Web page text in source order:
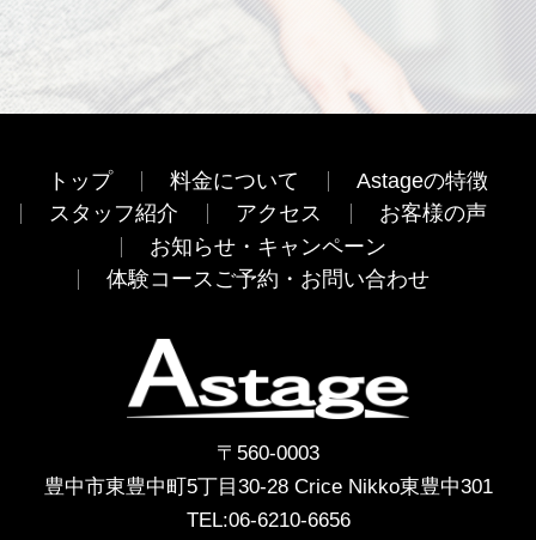
トップ 料金について
Astageの特徴
スタッフ紹介
アクセス
お客様の声
お知らせ・キャンペーン
体験コースご予約・お問い合わせ
〒560-0003
豊中市東豊中町5丁目30-28 Crice Nikko東豊中301
TEL:06-6210-6656